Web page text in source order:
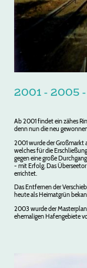
2001 - 2005
Ab 2001 findet ein zähes
denn nun die neu
2001 wurde der Großmarkt
welches für die
gegen eine große
- mit Erfolg. Das
errichtet.
Das Entfernen der
heute als Heimatgrün
2003 wurde der Masterplan
ehemaligen Hafengebiete